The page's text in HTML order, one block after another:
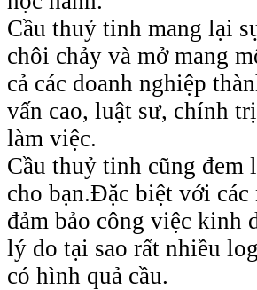
Cầu thuỷ tinh mang lại
chôi chảy và mở mang
cả các doanh nghiệp
vấn cao, luật sư, chính
làm việc.
Cầu thuỷ tinh cũng đem
cho bạn.Đặc biệt với
đảm bảo công việc kinh
lý do tại sao rất nhiều
có hình quả cầu.